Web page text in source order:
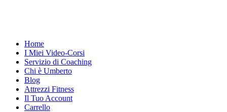
Home
I Miei Video-Corsi
Servizio di Coaching
Chi è Umberto
Blog
Attrezzi Fitness
Il Tuo Account
Carrello